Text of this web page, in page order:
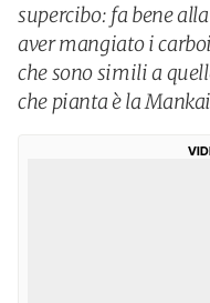
supercibo: fa bene
aver mangiato i
che sono simili a
che pianta è la Mankai